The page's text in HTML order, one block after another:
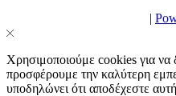
|
Χρησιμοποιούμε cookies για να
προσφέρουμε την καλύτερη
υποδηλώνει ότι αποδέχεστε